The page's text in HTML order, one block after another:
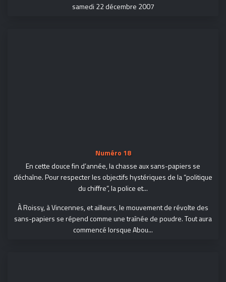
samedi 22 décembre 2007
Numéro 18
En cette douce fin d’année, la chasse aux sans-papiers se
déchaîne. Pour respecter les objectifs hystériques de la “politique
du chiffre”, la police et...
À Roissy, à Vincennes, et ailleurs, le mouvement de révolte des
sans-papiers se répend comme une traînée de poudre. Tout aura
commencé lorsque Abou...